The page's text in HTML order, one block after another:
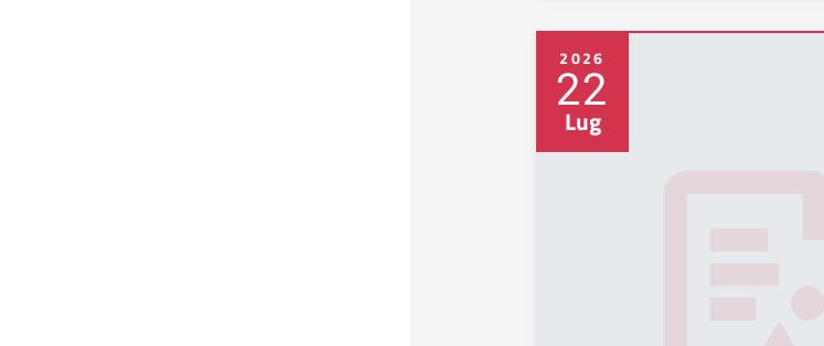
2026
22
Lug